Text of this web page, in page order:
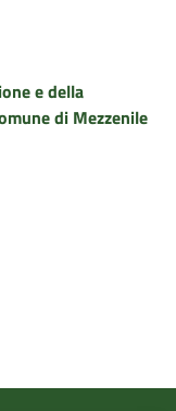
e della
di Mezzenile